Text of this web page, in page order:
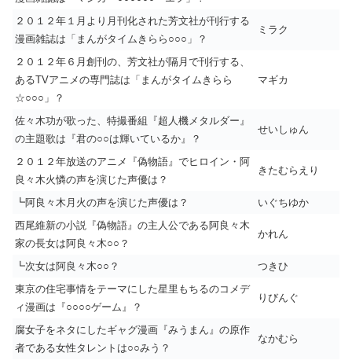
２０１２年１月より月刊化された芳文社が刊行する
漫画雑誌は「まんがタイムきらら○○○」？
ミラク
２０１２年６月創刊の、芳文社が隔月で刊行する、
あるTVアニメの専門誌は「まんがタイムきらら
☆○○○」？
マギカ
佐々木功が歌った、特撮番組『超人機メタルダー』
の主題歌は『君の○○は輝いているか』？
せいしゅん
２０１２年放送のアニメ『偽物語』でヒロイン・阿
良々木火憐の声を演じた声優は？
きたむらえり
┗阿良々木月火の声を演じた声優は？
いぐちゆか
西尾維新の小説『偽物語』の主人公である阿良々木
家の長女は阿良々木○○？
かれん
┗次女は阿良々木○○？
つきひ
東京の住宅事情をテーマにした星里もちるのコメデ
ィ漫画は『○○○○ゲーム』？
りびんぐ
腐女子をネタにしたギャグ漫画『みうまん』の原作
者である女性タレントは○○みう？
なかむら